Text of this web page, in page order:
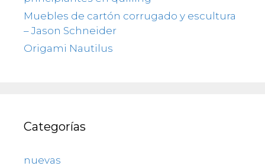
Muebles de cartón corrugado y escultura
– Jason Schneider
Origami Nautilus
Categorías
nuevas